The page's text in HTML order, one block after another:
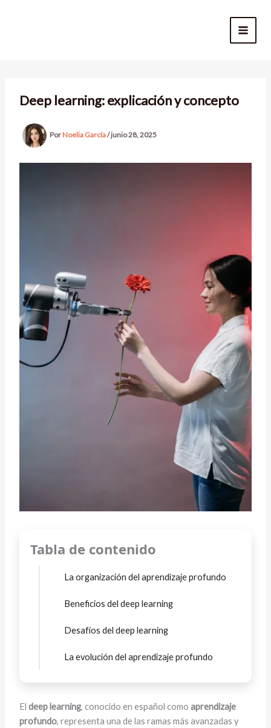
Deep learning: explicación y concepto
PorNoelia García/junio 28, 2025
Tabla de contenido
La organización del aprendizaje profundo
Beneficios del deep learning
Desafíos del deep learning
La evolución del aprendizaje profundo
El deep learning, conocido en español como aprendizaje
profundo, representa una de las ramas más avanzadas y